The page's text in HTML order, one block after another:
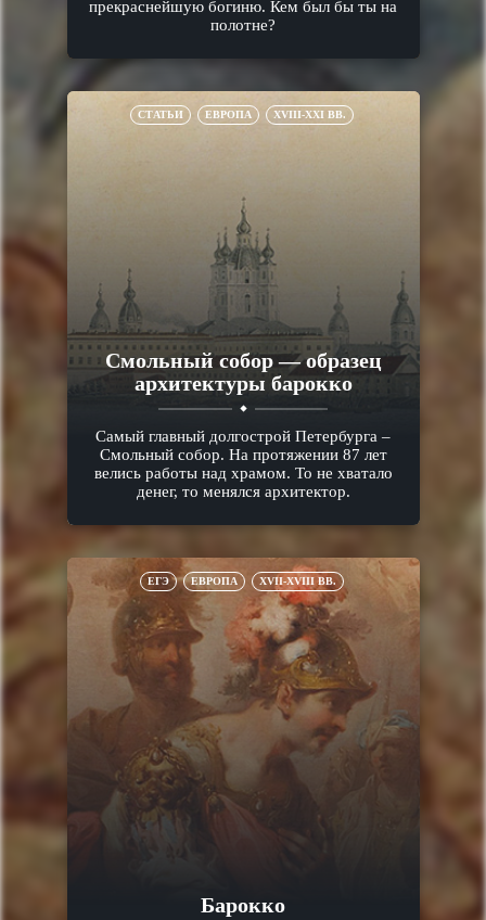
прекраснейшую богиню. Кем был бы ты на
полотне?
СТАТЬИ ЕВРОПА XVIII-XXI ВВ.
Смольный собор — образец
архитектуры барокко
Самый главный долгострой Петербурга –
Смольный собор. На протяжении 87 лет
велись работы над храмом. То не хватало
денег, то менялся архитектор.
ЕГЭ ЕВРОПА XVII-XVIII ВВ.
Барокко